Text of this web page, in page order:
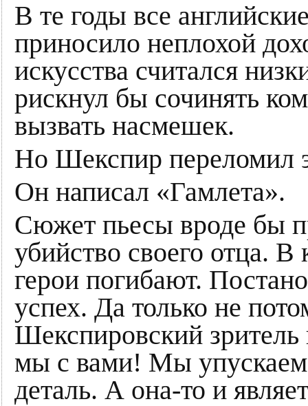
В те годы все
приносило неплохой
искусства считался
рискнул бы сочинять
вызвать насмешек.
Но Шекспир переломил
Он написал «Гамлета».
Сюжет пьесы вроде бы
убийство своего отца. В
герои погибают.
успех. Да только не
Шекспировский зритель
мы с вами! Мы упускаем
деталь. А она-то и